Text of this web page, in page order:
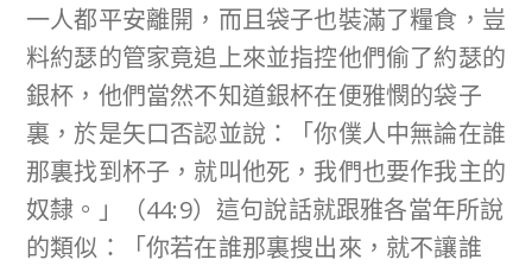
一人都平安離開，而且袋子也裝滿了糧食，豈
料約瑟的管家竟追上來並指控他們偷了約瑟的
銀杯，他們當然不知道銀杯在便雅憫的袋子
裏，於是矢口否認並說：「你僕人中無論在誰
那裏找到杯子，就叫他死，我們也要作我主的
奴隸。」（44:9）這句說話就跟雅各當年所說
的類似：「你若在誰那裏搜出來，就不讓誰